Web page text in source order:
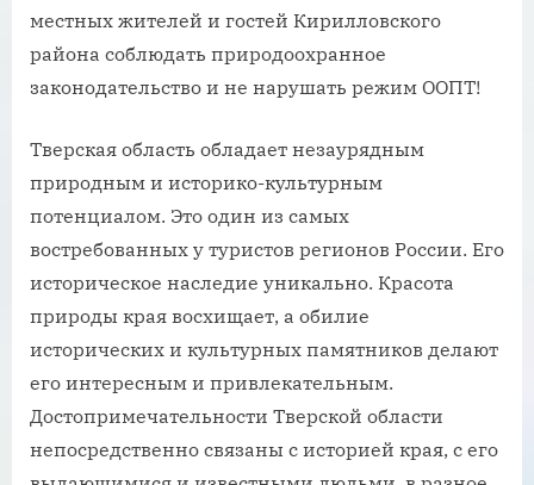
местных жителей и гостей Кирилловского
района соблюдать природоохранное
законодательство и не нарушать режим ООПТ!
Тверская область обладает незаурядным
природным и историко-культурным
потенциалом. Это один из самых
востребованных у туристов регионов России. Его
историческое наследие уникально. Красота
природы края восхищает, а обилие
исторических и культурных памятников делают
его интересным и привлекательным.
Достопримечательности Тверской области
непосредственно связаны с историей края, с его